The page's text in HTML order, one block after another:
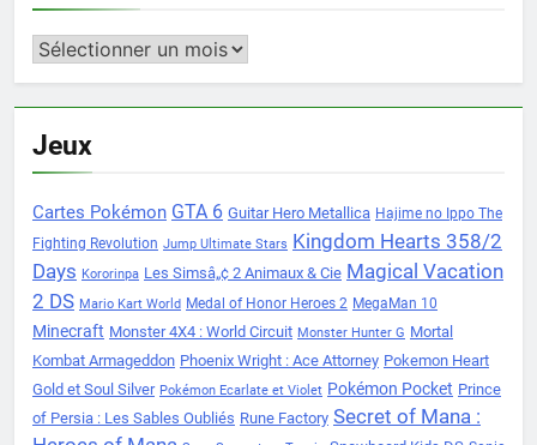
Archives
Jeux
Cartes Pokémon GTA 6 Guitar Hero Metallica Hajime no Ippo The
Fighting Revolution Jump Ultimate Stars Kingdom Hearts 358/2
Days Kororinpa Les Simsâ„¢ 2 Animaux & Cie Magical Vacation
2 DS Mario Kart World Medal of Honor Heroes 2 MegaMan 10
Minecraft Monster 4X4 : World Circuit Monster Hunter G Mortal
Kombat Armageddon Phoenix Wright : Ace Attorney Pokemon Heart
Gold et Soul Silver Pokémon Ecarlate et Violet Pokémon Pocket Prince
of Persia : Les Sables Oubliés Rune Factory Secret of Mana :